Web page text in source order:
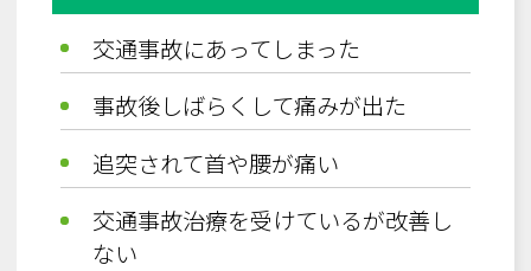
交通事故にあってしまった
事故後しばらくして痛みが出た
追突されて首や腰が痛い
交通事故治療を受けているが改善し
ない